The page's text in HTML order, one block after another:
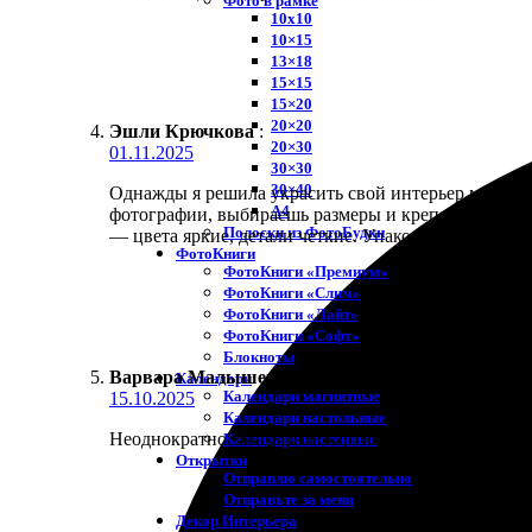
10х10
10×15
13×18
15×15
15×20
20×20
20×30
30×30
30×40
A4
Полоски из ФотоБудки
ФотоКниги
ФотоКниги «Премиум»
ФотоКниги «Слим»
ФотоКниги «Лайт»
ФотоКниги «Софт»
Блокноты
Календари
Календари магнитные
Календари настольные
Календари настенные
Открытки
Отправлю самостоятельно
Отправьте за меня
Декор Интерьера
Эшли Крючкова :
01.11.2025
Однажды я решила украсить свой интерьер
фотографии, выбираешь размеры и крепление,
— цвета яркие, детали четкие. Упаковка тоже
Варвара Малышева
15.10.2025
Неоднократно заказывала картины на холсте.